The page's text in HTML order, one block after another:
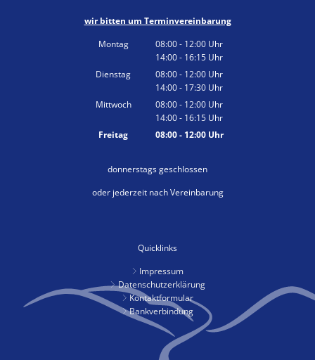
wir bitten um Terminvereinbarung
Montag
08:00- 12:00 Uhr
Von 08:00 bis 12:00 Uhr
14:00- 16:15 Uhr
Von 14:00 bis 16:15 Uhr
Dienstag 08:00- 12:00 Uhr
Von 08:00 bis 12:00 Uhr
14:00- 17:30 Uhr
Von 14:00 bis 17:30 Uhr
Mittwoch 08:00- 12:00 Uhr
Von 08:00 bis 12:00 Uhr
14:00- 16:15 Uhr
Von 14:00 bis 16:15 Uhr
Freitag 08:00- 12:00Uhr
donnerstags geschlossen
oder jederzeit nach Vereinbarung
Quicklinks
Impressum
Datenschutzerklärung
Kontaktformular
Bankverbindung